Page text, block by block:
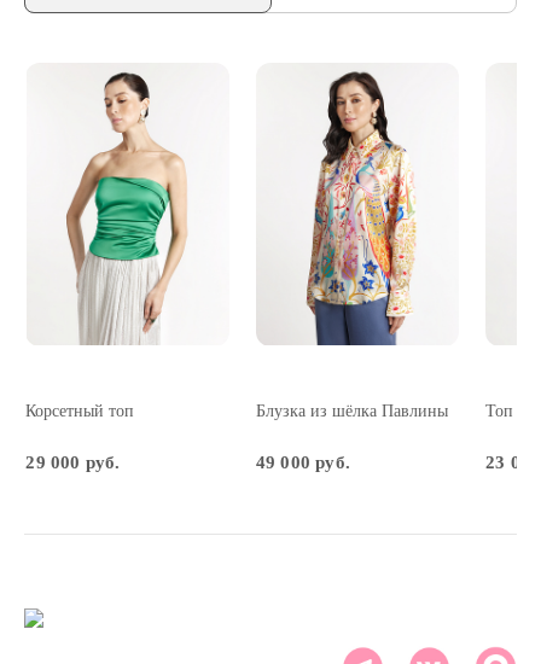
Корсетный топ
29 000 руб.
Блузка из шёлка Павлины
49 000 руб.
Топ из
23